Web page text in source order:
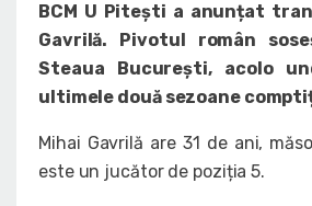
BCM U Pitești a anunțat
Gavrilă. Pivotul român
Steaua București, acolo
ultimele două sezoane
Mihai Gavrilă are 31 de ani,
este un jucător de poziția 5.